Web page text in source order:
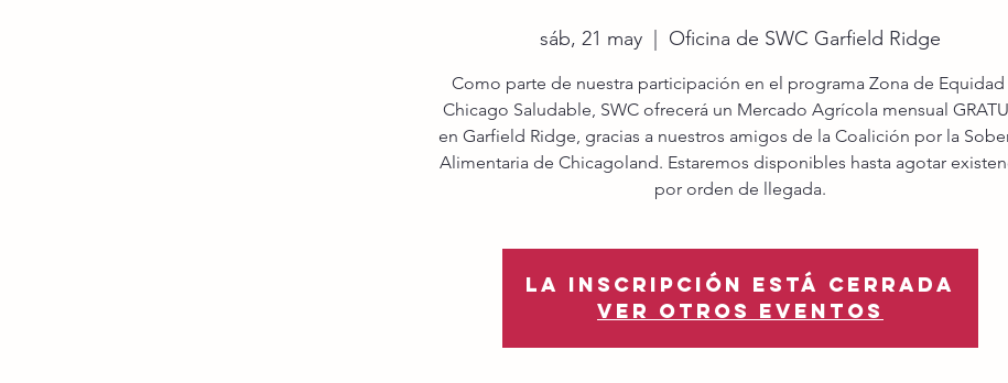
sáb, 21 may Oficina de SWC Garfield Ridge
Como parte de nuestra participación en el programa Zona de Equidad
Chicago Saludable, SWC ofrecerá un Mercado Agrícola mensual
en Garfield Ridge, gracias a nuestros amigos de la Coalición por la
Alimentaria de Chicagoland. Estaremos disponibles hasta agotar
por orden de llegada.
La inscripción está cerrada
Ver otros eventos